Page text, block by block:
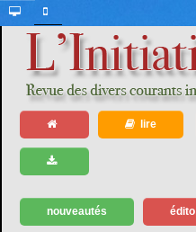
lire
nouveautés édito